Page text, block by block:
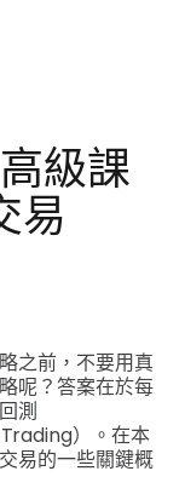
高級課
易
之前，不要用真
呢？答案在於每
測
）。在本
易的一些關鍵概